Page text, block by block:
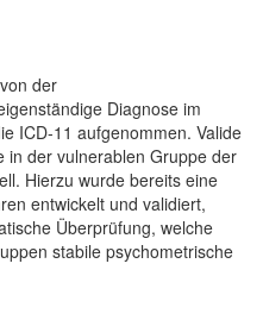
der
Diagnose im
ICD-11 aufgenommen. Valide
in der vulnerablen Gruppe der
Hierzu wurde bereits eine
entwickelt und validiert,
Überprüfung, welche
stabile psychometrische